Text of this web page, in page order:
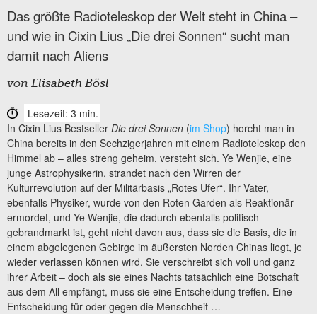
Das größte Radioteleskop der Welt steht in China –
und wie in Cixin Lius „Die drei Sonnen“ sucht man
damit nach Aliens
von Elisabeth Bösl
Lesezeit: 3 min.
In Cixin Lius Bestseller Die drei Sonnen (im Shop) horcht man in
China bereits in den Sechzigerjahren mit einem Radioteleskop den
Himmel ab – alles streng geheim, versteht sich. Ye Wenjie, eine
junge Astrophysikerin, strandet nach den Wirren der
Kulturrevolution auf der Militärbasis „Rotes Ufer“. Ihr Vater,
ebenfalls Physiker, wurde von den Roten Garden als Reaktionär
ermordet, und Ye Wenjie, die dadurch ebenfalls politisch
gebrandmarkt ist, geht nicht davon aus, dass sie die Basis, die in
einem abgelegenen Gebirge im äußersten Norden Chinas liegt, je
wieder verlassen können wird. Sie verschreibt sich voll und ganz
ihrer Arbeit – doch als sie eines Nachts tatsächlich eine Botschaft
aus dem All empfängt, muss sie eine Entscheidung treffen. Eine
Entscheidung für oder gegen die Menschheit …